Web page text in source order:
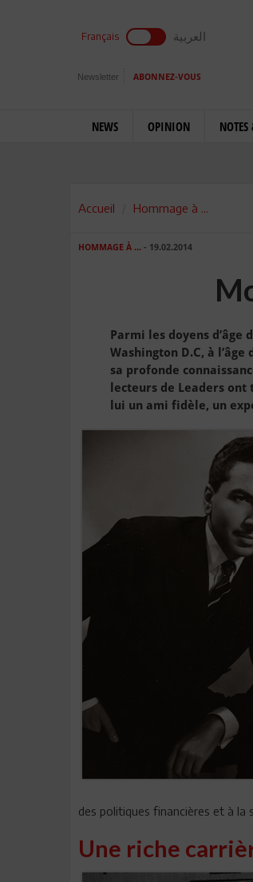
Français العربية
Newsletter ABONNEZ-VOUS
NEWS OPINION
Accueil Hommage à ...
HOMMAGE À ... - 19.02.2014
Parmi les doyens d’âge
Washington D.C, à
sa profonde
lecteurs de Leaders
lui un ami fidèle, un
des politiques financières et à la
Une riche